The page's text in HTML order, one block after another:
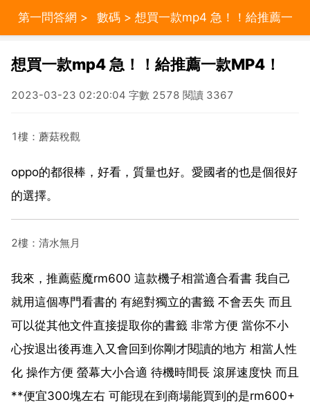
第一問答網 > 數碼 > 想買一款mp4 急！！給推薦一
款MP4！
想買一款mp4 急！！給推薦一款MP4！
2023-03-23 02:20:04 字數 2578 閱讀 3367
1樓：蘑菇稅觀
oppo的都很棒，好看，質量也好。愛國者的也是個很好
的選擇。
2樓：清水無月
我來，推薦藍魔rm600 這款機子相當適合看書 我自己
就用這個專門看書的 有絕對獨立的書籤 不會丟失 而且
可以從其他文件直接提取你的書籤 非常方便 當你不小
心按退出後再進入又會回到你剛才閱讀的地方 相當人性
化 操作方便 螢幕大小合適 待機時間長 滾屏速度快 而且
**便宜300塊左右 可能現在到商場能買到的是rm600+